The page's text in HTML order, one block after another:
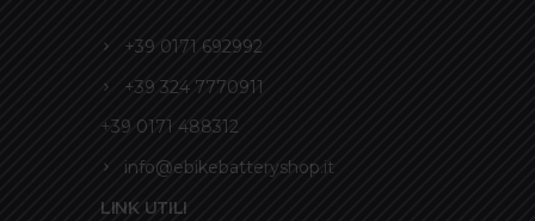
+39 0171 692992
+39 324 7770911
+39 0171 488312
info@ebikebatteryshop.it
LINK UTILI